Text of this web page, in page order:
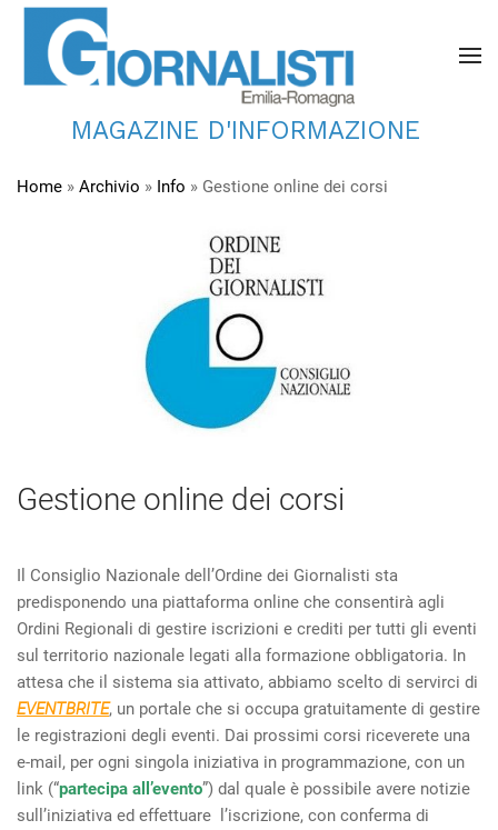
MAGAZINE D'INFORMAZIONE
Home » Archivio » Info » Gestione online dei corsi
Gestione online dei corsi
Il Consiglio Nazionale dell’Ordine dei Giornalisti sta
predisponendo una piattaforma online che consentirà agli
Ordini Regionali di gestire iscrizioni e crediti per tutti gli eventi
sul territorio nazionale legati alla formazione obbligatoria. In
attesa che il sistema sia attivato, abbiamo scelto di servirci di
EVENTBRITE, un portale che si occupa gratuitamente di gestire
le registrazioni degli eventi. Dai prossimi corsi riceverete una
e-mail, per ogni singola iniziativa in programmazione, con un
link (“partecipa all’evento”) dal quale è possibile avere notizie
sull’iniziativa ed effettuare l’iscrizione, con conferma di